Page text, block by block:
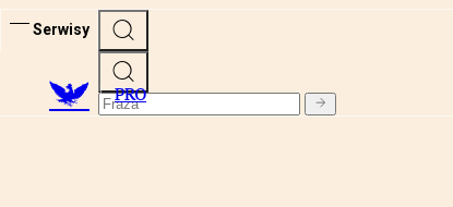
Serwisy
PRO